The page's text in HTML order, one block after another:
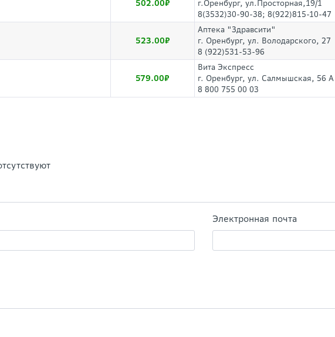
502.00
г.Оренбург, ул.Просторная,19/1
8(3532)30-90-38; 8(922)815-10-47
523.00
Аптека "Здравсити"
г. Оренбург, ул. Володарского, 27
8 (922)531-53-96
579.00
Вита Экспресс
г. Оренбург, ул. Салмышская, 56 А
8 800 755 00 03
Электронная почта